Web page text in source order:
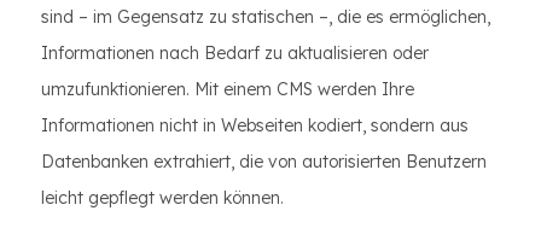
sind – im Gegensatz zu statischen –, die es ermöglichen,
Informationen nach Bedarf zu aktualisieren oder
umzufunktionieren. Mit einem CMS werden Ihre
Informationen nicht in Webseiten kodiert, sondern aus
Datenbanken extrahiert, die von autorisierten Benutzern
leicht gepflegt werden können.